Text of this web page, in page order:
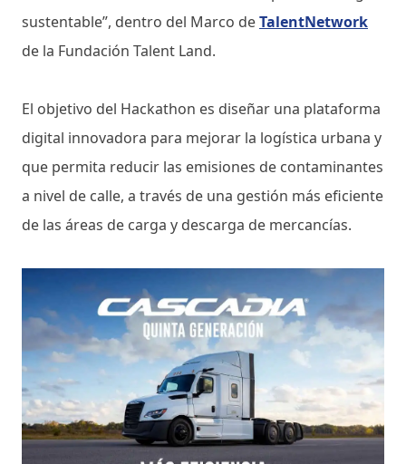
sustentable”, dentro del Marco deTalentNetwork
de la Fundación Talent Land.
El objetivo del Hackathon es diseñar una plataforma
digital innovadora para mejorar la logística urbana y
que permita reducir las emisiones de contaminantes
a nivel de calle, a través de una gestión más eficiente
de las áreas de carga y descarga de mercancías.